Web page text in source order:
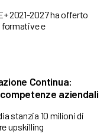
2021-2027 ha offerto
e
Continua:
aziendali
stanzia 10 milioni di
upskilling